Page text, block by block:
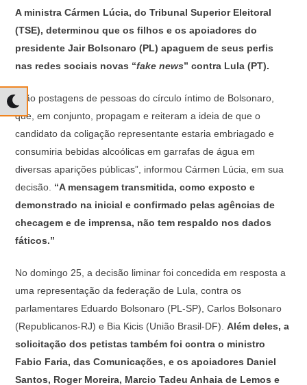
at
s
A
p
c
e
b
o
k
e
gr
a
p
y
Li
n
k
A ministra Cármen Lúcia, do Tribunal Superior Eleitoral
(TSE), determinou que os filhos e os apoiadores do
presidente Jair Bolsonaro (PL) apaguem de seus perfis
nas redes sociais novas “fake news” contra Lula (PT).
“São postagens de pessoas do círculo íntimo de Bolsonaro,
que, em conjunto, propagam e reiteram a ideia de que o
candidato da coligação representante estaria embriagado e
consumiria bebidas alcoólicas em garrafas de água em
diversas aparições públicas”, informou Cármen Lúcia, em sua
decisão. “A mensagem transmitida, como exposto e
demonstrado na inicial e confirmado pelas agências de
checagem e de imprensa, não tem respaldo nos dados
fáticos.”
No domingo 25, a decisão liminar foi concedida em resposta a
uma representação da federação de Lula, contra os
parlamentares Eduardo Bolsonaro (PL-SP), Carlos Bolsonaro
(Republicanos-RJ) e Bia Kicis (União Brasil-DF). Além deles, a
solicitação dos petistas também foi contra o ministro
Fabio Faria, das Comunicações, e os apoiadores Daniel
Santos, Roger Moreira, Marcio Tadeu Anhaia de Lemos e